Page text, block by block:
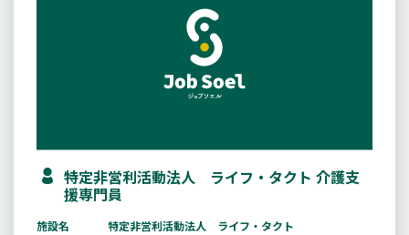
特定非営利活動法人 ライフ・タクト 介護支
援専門員
施設名
特定非営利活動法人 ライフ・タクト